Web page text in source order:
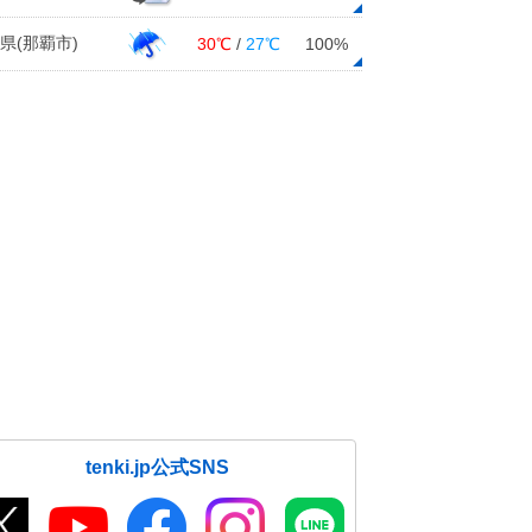
(那覇市) 30℃ / 27℃ 100%
tenki.jp公式SNS